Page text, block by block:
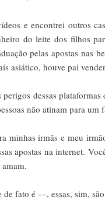
e encontrei outros
do leite dos filhos
pelas apostas nas
asiático, houve pai
perigos dessas
não atinam para
minhas irmãs e meu
apostas na internet.
fato é —, essas, sim,